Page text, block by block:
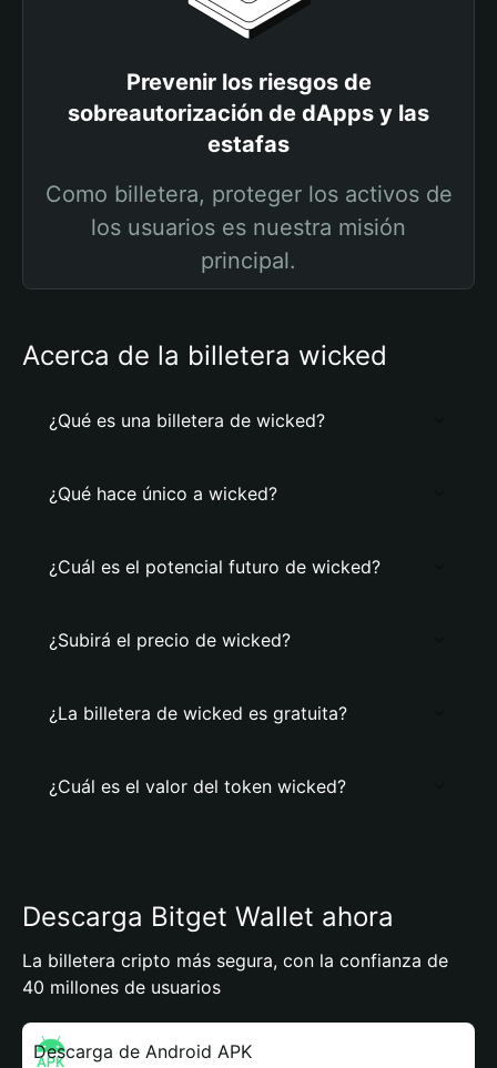
Prevenir los riesgos de
sobreautorización de dApps y las
estafas
Como billetera, proteger los activos de
los usuarios es nuestra misión
principal.
Acerca de la billetera wicked
¿Qué es una billetera de wicked?
¿Qué hace único a wicked?
¿Cuál es el potencial futuro de wicked?
¿Subirá el precio de wicked?
¿La billetera de wicked es gratuita?
¿Cuál es el valor del token wicked?
Descarga Bitget Wallet ahora
La billetera cripto más segura, con la confianza de
40 millones de usuarios
Descarga de Android APK